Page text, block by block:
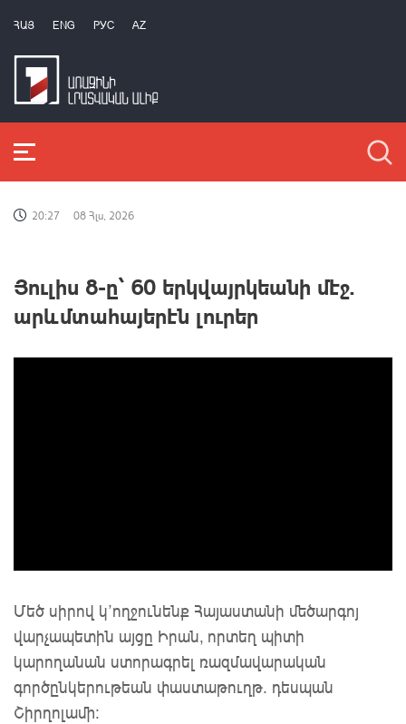
ՀԱՅ ENG РУС AZ
20:27 08 Հլս, 2026
Յուլիս 8-ը՝ 60 երկվայրկեանի մէջ.
արևմտահայերէն լուրեր
Մեծ սիրով կ’ողջունենք Հայաստանի մեծարգոյ
վարչապետին այցը Իրան, որտեղ պիտի
կարողանան ստորագրել ռազմավարական
գործընկերութեան փաստաթուղթ. դեսպան
Շիրղոլամի: